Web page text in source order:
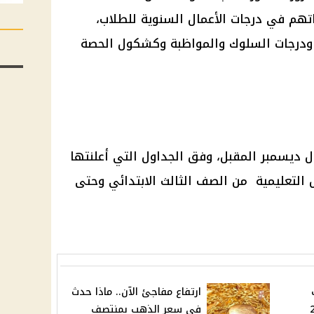
درجاتهم في درجات الأعمال السنوية للطلاب،
ودرجات السلوك والمواظبة وكشكول الحصة
نوفمبر 2024 في أول ديسمبر المقبل، وفق الجداول التي أعلنتها
التعليمية من الصف الثالث الابتدائي وحتى
28
ارتفاع مفاجئ الآن.. ماذا حدث
فى سعر الذهب بمنتصف